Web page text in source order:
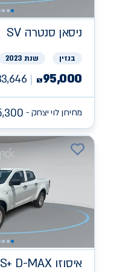
ניסאן SV סנטרה
בנזין שנת 2023
₪95,000
מחירון לוי יצחק -
איסוזוS+ D-MAX